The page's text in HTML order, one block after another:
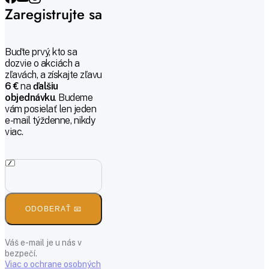
Zaregistrujte sa
Buďte prvý, kto sa
dozvie o akciách a
zľavách, a získajte zľavu
6 €na ďalšiu
objednávku. Budeme
vám posielať len jeden
e-mail týždenne, nikdy
viac.
ODOBERAŤ 📧
Váš e-mail je u nás v
bezpečí.
Viac o ochrane osobných